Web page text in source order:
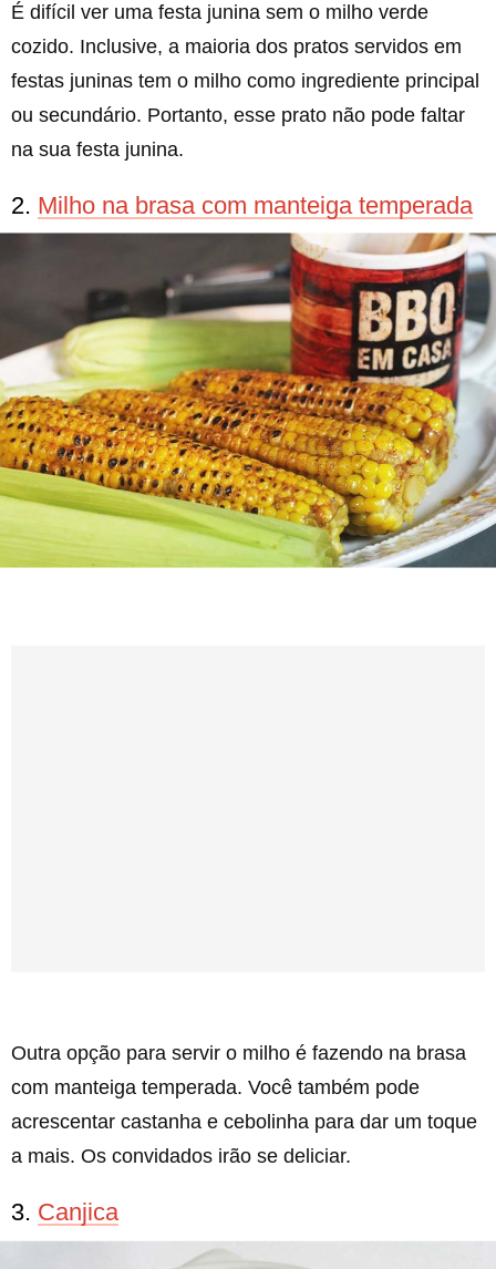
É difícil ver uma festa junina sem o milho verde
cozido. Inclusive, a maioria dos pratos servidos em
festas juninas tem o milho como ingrediente principal
ou secundário. Portanto, esse prato não pode faltar
na sua festa junina.
2. Milho na brasa com manteiga temperada
Outra opção para servir o milho é fazendo na brasa
com manteiga temperada. Você também pode
acrescentar castanha e cebolinha para dar um toque
a mais. Os convidados irão se deliciar.
3. Canjica